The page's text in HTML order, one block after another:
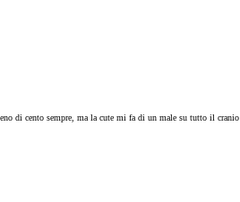
di cento sempre, ma la cute mi fa di un male su tutto il cranio